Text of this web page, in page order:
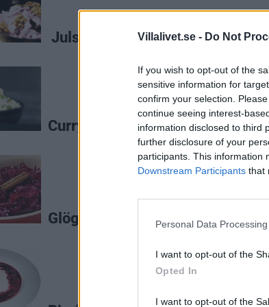
Villalivet.se - Do Not
If you wish to opt-out of the
sensitive information for
confirm your selection.
continue seeing interest-
information disclosed to third
further disclosure of your
participants. This information
Downstream Participants that
Personal Data
I want to opt-out of the
Opted In
I want to opt-out of the
Julskinka på kalkon >>
Currysill med smak av äpple>>
Glöggkokt rödkål >>